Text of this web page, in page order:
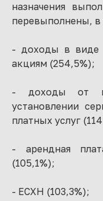
назначения
перевыполнены, в
- доходы в виде
акциям (254,5%);
- доходы от
установлении
платных услуг
- арендная
(105,1%);
- ЕСХН (103,3%);